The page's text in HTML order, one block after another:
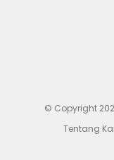
© Copyright
Tentang